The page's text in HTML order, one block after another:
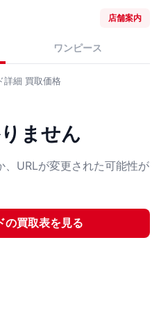
店舗案内
ワンピース
詳細 買取価格
ません
URLが変更された可能性が
の買取表を見る